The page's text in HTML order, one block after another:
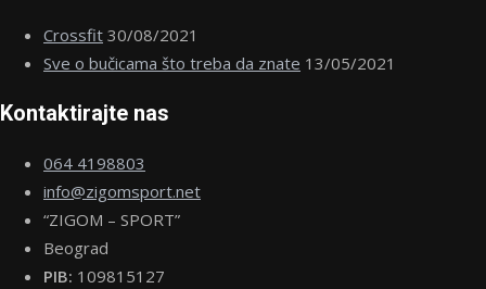
Crossfit 30/08/2021
Sve o bučicama što treba da znate 13/05/2021
Kontaktirajte nas
064 4198803
info@zigomsport.net
“ZIGOM – SPORT”
Beograd
PIB: 109815127